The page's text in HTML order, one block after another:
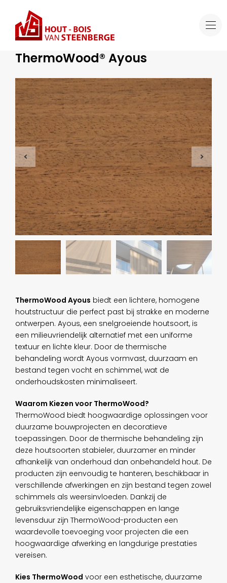
Aanbod
ThermoWood® Ayous
ThermoWood Ayous biedt een lichtere, homogene
houtstructuur die perfect past bij strakke en moderne
ontwerpen. Ayous, een snelgroeiende houtsoort, is
een milieuvriendelijk alternatief met een uniforme
textuur en lichte kleur. Door de thermische
behandeling wordt Ayous vormvast, duurzaam en
bestand tegen vocht en schimmel, wat de
onderhoudskosten minimaliseert.
Waarom Kiezen voor ThermoWood?
ThermoWood biedt hoogwaardige oplossingen voor
duurzame bouwprojecten en decoratieve
toepassingen. Door de thermische behandeling zijn
deze houtsoorten stabieler, duurzamer en minder
afhankelijk van onderhoud dan onbehandeld hout. De
producten zijn eenvoudig te hanteren, beschikbaar in
verschillende afwerkingen en zijn bestand tegen zowel
schimmels als weersinvloeden. Dankzij de
gebruiksvriendelijke eigenschappen en lange
levensduur zijn ThermoWood-producten een
waardevolle toevoeging voor projecten die een
hoogwaardige afwerking en langdurige prestaties
vereisen.
Kies ThermoWood voor een esthetische, duurzame